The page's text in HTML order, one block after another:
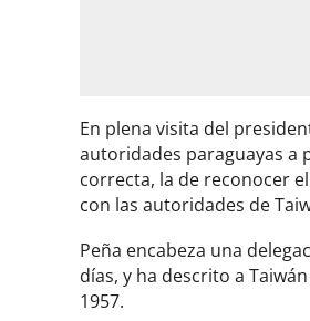
En plena visita del
autoridades paraguayas a
correcta, la de reconocer
con las autoridades de
Peña encabeza una
días, y ha descrito a
1957.